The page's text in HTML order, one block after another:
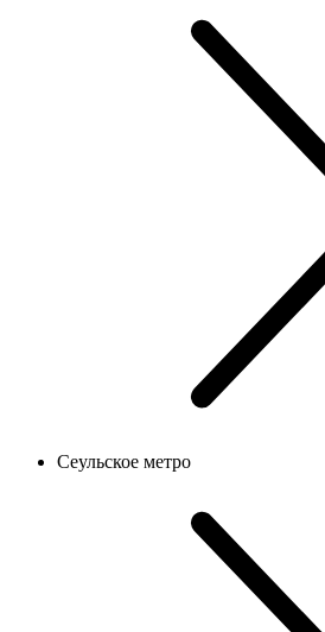
Сеульское метро